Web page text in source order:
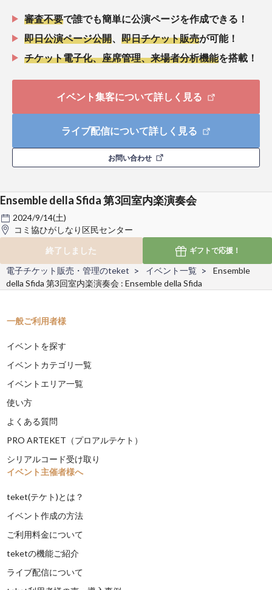
審査不要で誰でも簡単に公演ページを作成できる！
即日公演ページ公開
即日チケット販売が可能！
チケット電子化、座席管理、来場者分析機能を搭載！
イベント集客について詳しく見る
ライブ配信について詳しく見る
お問い合わせ
Ensemble della Sfida 第3回室内楽演奏会
2024/9/14(土)
コミ協ひがしなり区民センター
終了しました
ギフトで応援！
電子チケット販売・管理のteket イベント一覧
Ensemble
della Sfida 第3回室内楽演奏会 : Ensemble della Sfida
一般ご利用者様
イベントを探す
イベントカテゴリ一覧
イベントエリア一覧
使い方
よくある質問
PRO ARTEKET（プロアルテケト）
シリアルコード受け取り
イベント主催者様へ
teket(テケト)とは？
イベント作成の方法
ご利用料金について
teketの機能ご紹介
ライブ配信について